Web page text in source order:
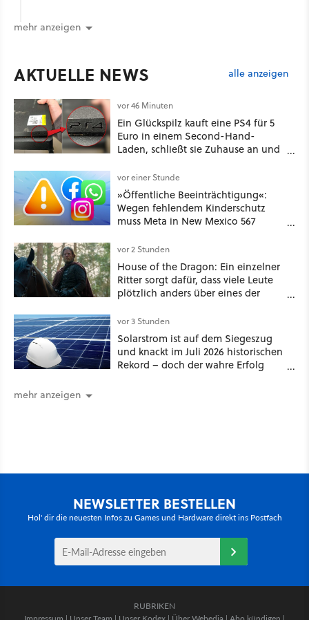
mehr anzeigen
AKTUELLE NEWS alle anzeigen
vor 46 Minuten
Ein Glückspilz kauft eine PS4 für 5
Euro in einem Second-Hand-
Laden, schließt sie Zuhause an und
funktionierende PlayStation [Best of
GameStar]
vor einer Stunde
»Öffentliche Beeinträchtigung«:
Wegen fehlendem Kinderschutz
muss Meta in New Mexico 567
vor 2 Stunden
House of the Dragon: Ein einzelner
Ritter sorgt dafür, dass viele Leute
plötzlich anders über eines der
Thrones denken
vor 3 Stunden
Solarstrom ist auf dem Siegeszug
und knackt im Juli 2026 historischen
Rekord – doch der wahre Erfolg
mehr anzeigen
NEWSLETTER BESTELLEN
Hol' dir die neuesten Infos zu Games und Hardware direkt ins Postfach
RUBRIKEN